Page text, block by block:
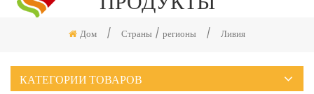
Дом / Страны / регионы / Ливия
КАТЕГОРИИ ТОВАРОВ